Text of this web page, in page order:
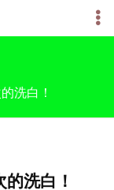
洗白！
洗白！